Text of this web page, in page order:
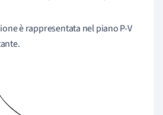
è rappresentata nel piano P-V